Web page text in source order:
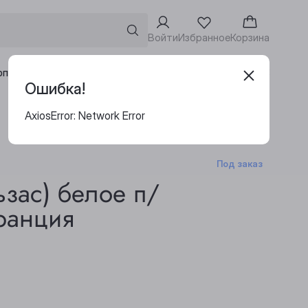
ВойтиИзбранноеКорзина
клиентам Адреса винотек
Под заказ
белое п/
Ошибка!
AxiosError: Network Error